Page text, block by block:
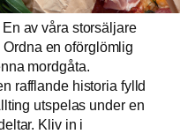
av våra storsäljare
en oförglömlig
mordgåta.
rafflande historia fylld
utspelas under en
Kliv in i